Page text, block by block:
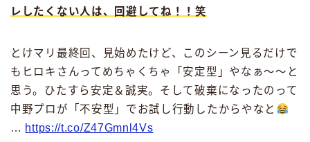
レしたくない人は、回避してね！！笑
とけマリ最終回、見始めたけど、このシーン見るだけで
もヒロキさんってめちゃくちゃ「安定型」やなぁ〜〜と
思う。ひたすら安定＆誠実。そして破棄になったのって
中野プロが「不安型」でお試し行動したからやなと
… https://t.co/Z47Gmnl4Vs